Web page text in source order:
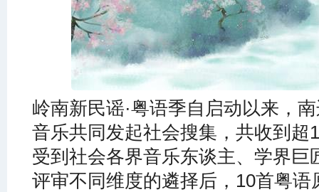
岭南新民谣·粤语季自启动以来，
音乐共同发起社会搜集，共收到超
受到社会各界音乐东谈主、学界巨
评审不同维度的遴择后，10首粤